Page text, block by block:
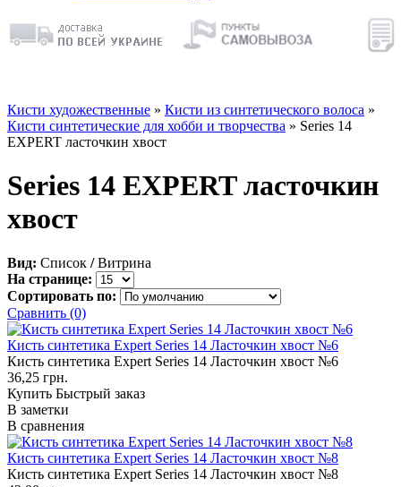
Кисти художественные » Кисти из синтетического волоса »
Кисти синтетические для хобби и творчества » Series 14
EXPERT ласточкин хвост
Series 14 EXPERT ласточкин
хвост
Вид: Список / Витрина
На странице:
Сортировать по:
Сравнить (0)
Кисть синтетика Expert Series 14 Ласточкин хвост №6
Кисть синтетика Expert Series 14 Ласточкин хвост №6
36,25 грн.
Купить Быстрый заказ
В заметки
В сравнения
Кисть синтетика Expert Series 14 Ласточкин хвост №8
Кисть синтетика Expert Series 14 Ласточкин хвост №8